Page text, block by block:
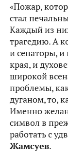
«Пожар,
стал
Каждый из
трагедию. А
и сенаторы, и
края, и
широкой
проблемы,
дуганом, то,
Именно
символ в
работать с
Жамсуев.